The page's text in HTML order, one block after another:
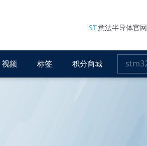
ST意法半导体官网
视频 标签 积分商城